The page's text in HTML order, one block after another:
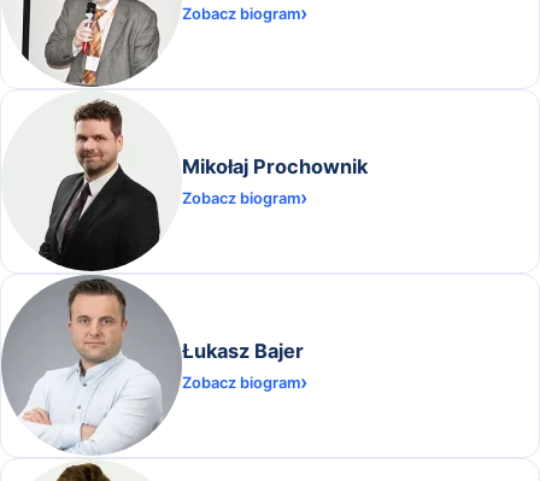
Zobacz biogram
Mikołaj Prochownik
Zobacz biogram
Łukasz Bajer
Zobacz biogram